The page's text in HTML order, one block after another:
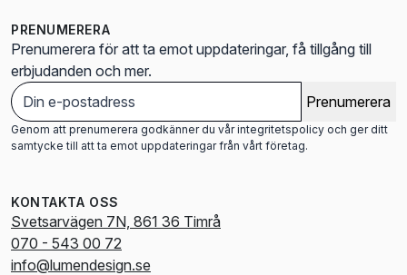
PRENUMERERA
Prenumerera för att ta emot uppdateringar, få tillgång till
erbjudanden och mer.
Prenumerera
Genom att prenumerera godkänner du vår integritetspolicy och ger ditt
samtycke till att ta emot uppdateringar från vårt företag.
KONTAKTA OSS
Svetsarvägen 7N, 861 36 Timrå
070 - 543 00 72
info@lumendesign.se